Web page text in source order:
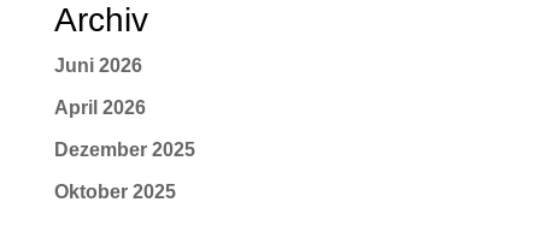
Archiv
Juni 2026
April 2026
Dezember 2025
Oktober 2025